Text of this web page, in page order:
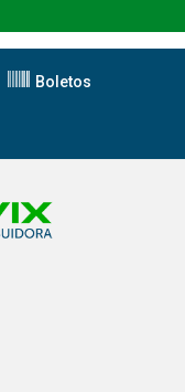
Boletos